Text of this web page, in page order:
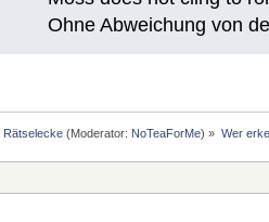
Ohne Abweichung von
Rätselecke (Moderator: NoTeaForMe) » Wer